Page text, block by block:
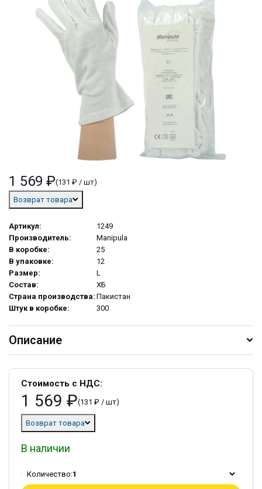
1 569 ₽(131 ₽ / шт)
Возврат товара
Артикул:
1249
Производитель:
Manipula
В коробке:
25
В упаковке:
12
Размер:
L
Состав:
ХБ
Страна производства: Пакистан
Штук в коробке:
300
Описание
Стоимость с НДС:
1 569 ₽(131 ₽ / шт)
Возврат товара
В наличии
Количество:1